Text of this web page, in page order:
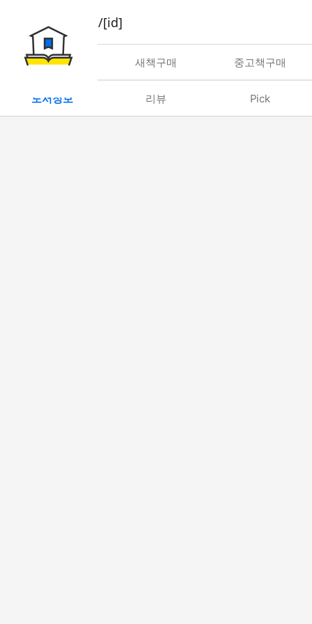
book/rent/[id]
대여 새책구매 중고책구매
도서정보 리뷰 Pick